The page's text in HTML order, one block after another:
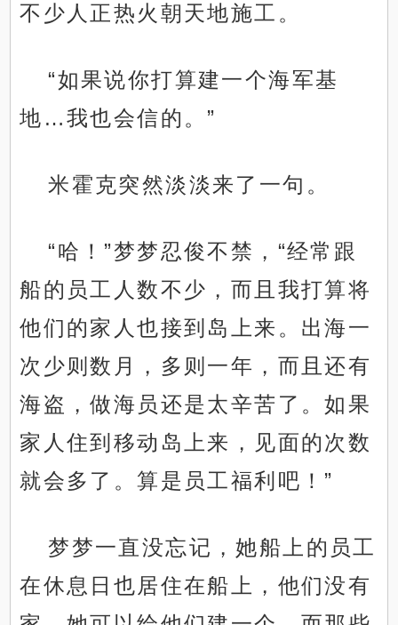
不少人正热火朝天地施工。
“如果说你打算建一个海军基
地…我也会信的。”
米霍克突然淡淡来了一句。
“哈！”梦梦忍俊不禁，“经常跟
船的员工人数不少，而且我打算将
他们的家人也接到岛上来。出海一
次少则数月，多则一年，而且还有
海盗，做海员还是太辛苦了。如果
家人住到移动岛上来，见面的次数
就会多了。算是员工福利吧！”
梦梦一直没忘记，她船上的员工
在休息日也居住在船上，他们没有